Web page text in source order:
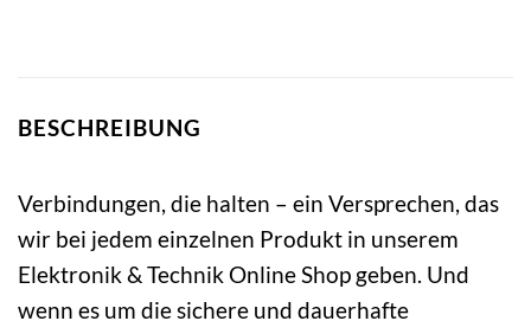
BESCHREIBUNG
Verbindungen, die halten – ein Versprechen, das
wir bei jedem einzelnen Produkt in unserem
Elektronik & Technik Online Shop geben. Und
wenn es um die sichere und dauerhafte